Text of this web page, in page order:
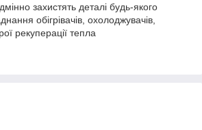
захистять деталі будь-якого
обігрівачів, охолоджувачів,
рекуперації тепла